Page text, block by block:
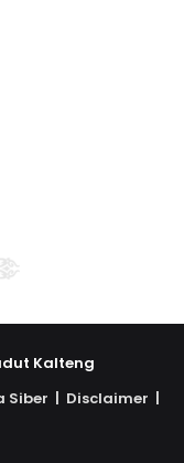
Kalteng
Siber | Disclaimer |